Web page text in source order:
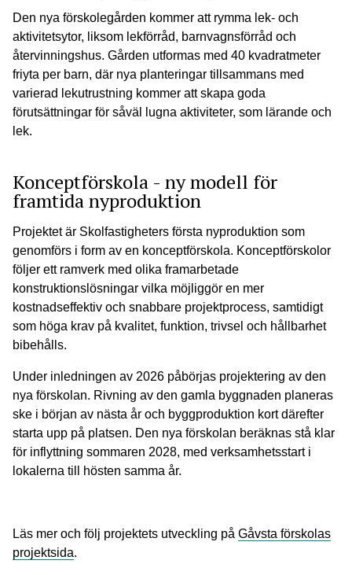
Den nya förskolegården kommer att rymma lek- och
aktivitetsytor, liksom lekförråd, barnvagnsförråd och
återvinningshus. Gården utformas med 40 kvadratmeter
friyta per barn, där nya planteringar tillsammans med
varierad lekutrustning kommer att skapa goda
förutsättningar för såväl lugna aktiviteter, som lärande och
lek.
Konceptförskola - ny modell för
framtida nyproduktion
Projektet är Skolfastigheters första nyproduktion som
genomförs i form av en konceptförskola. Konceptförskolor
följer ett ramverk med olika framarbetade
konstruktionslösningar vilka möjliggör en mer
kostnadseffektiv och snabbare projektprocess, samtidigt
som höga krav på kvalitet, funktion, trivsel och hållbarhet
bibehålls.
Under inledningen av 2026 påbörjas projektering av den
nya förskolan. Rivning av den gamla byggnaden planeras
ske i början av nästa år och byggproduktion kort därefter
starta upp på platsen. Den nya förskolan beräknas stå klar
för inflyttning sommaren 2028, med verksamhetsstart i
lokalerna till hösten samma år.
Läs mer och följ projektets utveckling på Gåvsta förskolas
projektsida.